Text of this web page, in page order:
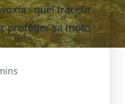
: quel traceur
protéger sa moto